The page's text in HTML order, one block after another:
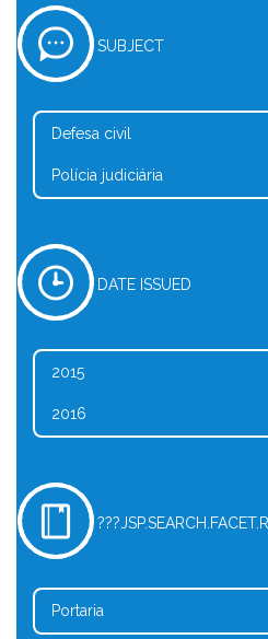
SUBJECT
Defesa civil
Polícia judiciária
DATE ISSUED
2015
2016
Portaria